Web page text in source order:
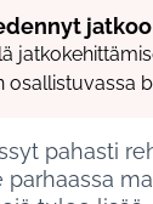
pahasti